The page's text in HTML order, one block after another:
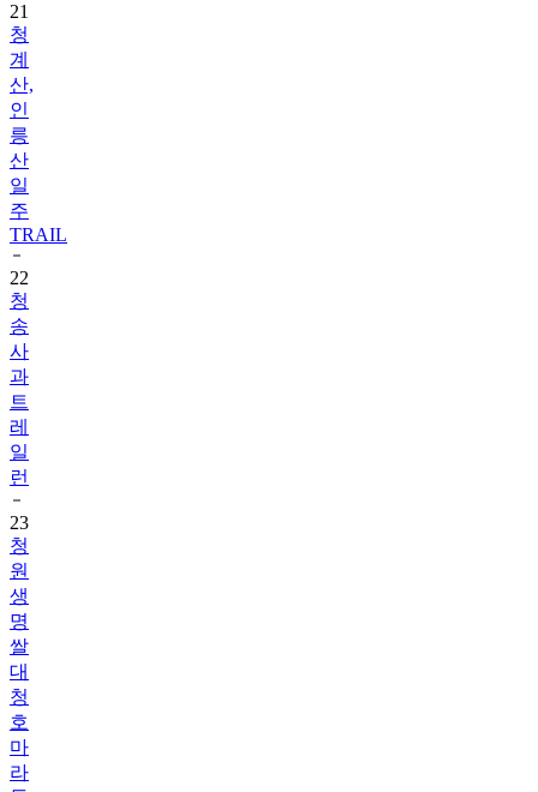
21
청
계
산,
인
릉
산
일
주
TRAIL
22
청
송
사
과
트
레
일
런
23
청
원
생
명
쌀
대
청
호
마
라